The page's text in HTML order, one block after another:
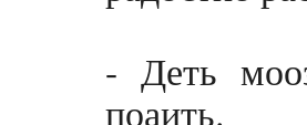
- Деть
поаить.